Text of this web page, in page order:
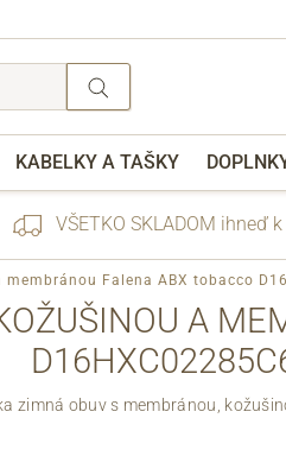
KABELKY A TAŠKY
nebo
VŠETKO SKLADOM ihneď
Falena ABX tobacco
A
zimná obuv s membránou,